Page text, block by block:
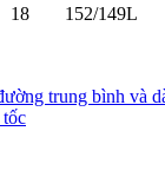
18 152/149L
trung bình và
tốc